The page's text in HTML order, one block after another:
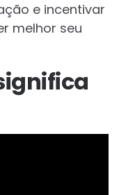
e incentivar
melhor seu